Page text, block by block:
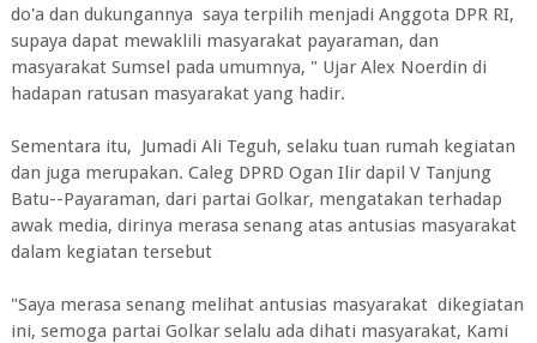
do'a dan dukungannya saya terpilih menjadi Anggota DPR RI,
supaya dapat mewaklili masyarakat payaraman, dan
masyarakat Sumsel pada umumnya, " Ujar Alex Noerdin di
hadapan ratusan masyarakat yang hadir.
Sementara itu, Jumadi Ali Teguh, selaku tuan rumah kegiatan
dan juga merupakan. Caleg DPRD Ogan Ilir dapil V Tanjung
Batu--Payaraman, dari partai Golkar, mengatakan terhadap
awak media, dirinya merasa senang atas antusias masyarakat
dalam kegiatan tersebut
"Saya merasa senang melihat antusias masyarakat dikegiatan
ini, semoga partai Golkar selalu ada dihati masyarakat, Kami